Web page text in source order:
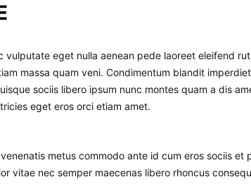
vulputate eget nulla aenean pede laoreet eleifend
massa quam veni. Condimentum blandit
sociis libero ipsum nunc montes quam a dis
eget eros orci etiam amet.
metus commodo ante id cum eros sociis et
vitae nec semper maecenas libero rhoncus